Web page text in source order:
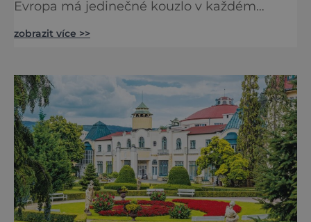
Evropa má jedinečné kouzlo v každém
zve na cestu plnou inspirace, dobrodružství i
podobě. Města s neopakovatelnou
atmosférou Vydejte se s námi na prohlídku
měst, která patří k
zobrazit více >>